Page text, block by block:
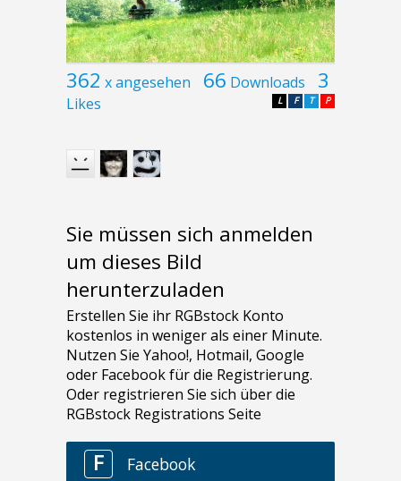
362 x angesehen 66 Downloads 3
Likes P
T
F
L
Sie müssen sich anmelden
um dieses Bild
herunterzuladen